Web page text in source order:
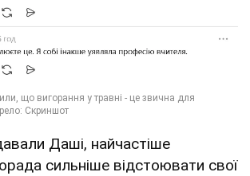
Даші, найчастіше
сильніше відстоювати свої